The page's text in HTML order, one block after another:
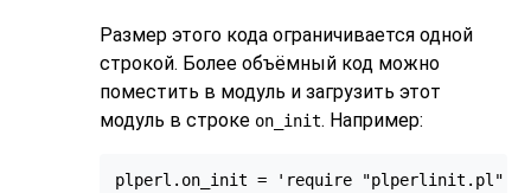
Размер этого кода ограничивается одной
строкой. Более объёмный код можно
поместить в модуль и загрузить этот
модуль в строке on_init. Например:
plperl.on_init = 'require "plperlinit.pl"'